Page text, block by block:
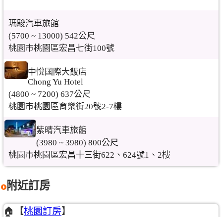
瑪駿汽車旅館
(5700 ~ 13000) 542公尺
桃園市桃園區宏昌七街100號
中悅國際大飯店
Chong Yu Hotel
(4800 ~ 7200) 637公尺
桃園市桃園區育樂街20號2-7樓
紫晴汽車旅館
(3980 ~ 3980) 800公尺
桃園市桃園區宏昌十三街622、624號1、2樓
附近訂房
🏠【桃園訂房】